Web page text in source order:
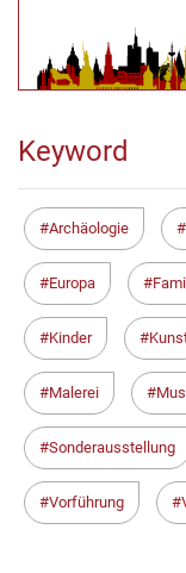
Keyword
Archäologie
Europa
Kinder
Malerei
Sonderausstellung
Vorführung